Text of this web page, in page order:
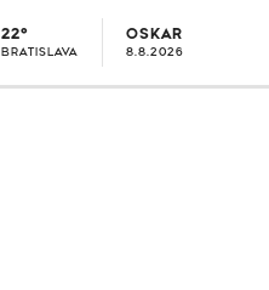
22°
BRATISLAVA
OSKAR
8.8.2026